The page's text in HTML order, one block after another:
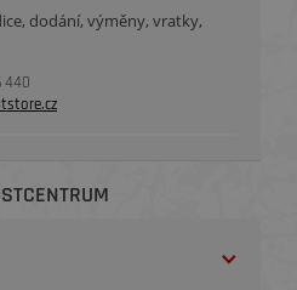
dodání, výměny, vratky,
440